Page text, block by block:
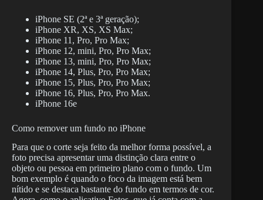
iPhone SE (2ª e 3ª geração);
iPhone XR, XS, XS Max;
iPhone 11, Pro, Pro Max;
iPhone 12, mini, Pro, Pro Max;
iPhone 13, mini, Pro, Pro Max;
iPhone 14, Plus, Pro, Pro Max;
iPhone 15, Plus, Pro, Pro Max;
iPhone 16, Plus, Pro, Pro Max.
iPhone 16e
Como remover um fundo no iPhone
Para que o corte seja feito da melhor forma possível, a
foto precisa apresentar uma distinção clara entre o
objeto ou pessoa em primeiro plano com o fundo. Um
bom exemplo é quando o foco da imagem está bem
nítido e se destaca bastante do fundo em termos de cor.